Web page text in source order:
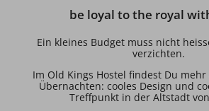
be loyal to the royal
Ein kleines Budget muss nicht
verzichten.
Im Old Kings Hostel findest Du
Übernachten: cooles Design und
Treffpunkt in der Altstadt